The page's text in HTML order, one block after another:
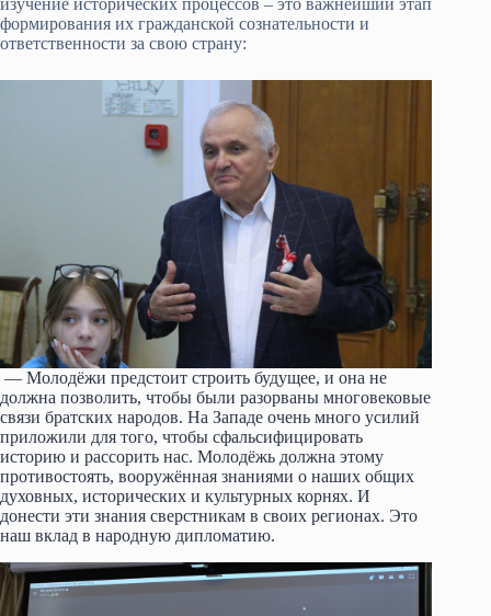
изучение исторических процессов – это важнейший этап
формирования их гражданской сознательности и
ответственности за свою страну:
— Молодёжи предстоит строить будущее, и она не
должна позволить, чтобы были разорваны многовековые
связи братских народов. На Западе очень много усилий
приложили для того, чтобы сфальсифицировать
историю и рассорить нас. Молодёжь должна этому
противостоять, вооружённая знаниями о наших общих
духовных, исторических и культурных корнях. И
донести эти знания сверстникам в своих регионах. Это
наш вклад в народную дипломатию.